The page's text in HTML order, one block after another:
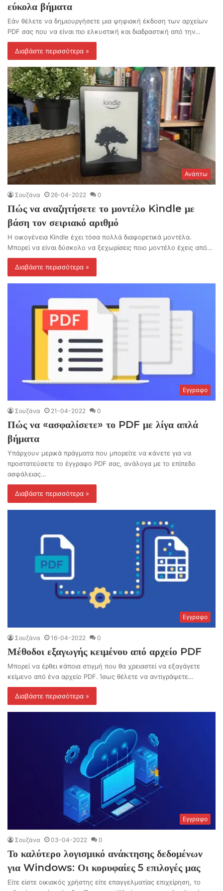
εύκολα βήματα
Εάν θέλετε να δημιουργήσετε μια ψηφιακή έκδοση των αρχείων
PDF σας που να είναι πιο ελκυστική και διαδραστική από την…
Διαβάστε περισσότερα »
Ανάπτω
Σουζάνα 26-04-2022 0
Πώς να αναζητήσετε το μοντέλο Kindle με
βάση τον σειριακό αριθμό
Η οικογένεια Kindle έχει τόσα πολλά διαφορετικά μοντέλα.
Μπορεί να είναι δύσκολο να ξεχωρίσεις ποιο μοντέλο έχεις από…
Διαβάστε περισσότερα »
Εγγραφο
Σουζάνα 21-04-2022 0
Πώς να «ασφαλίσετε» το PDF με λίγα απλά
βήματα
Υπάρχουν μερικά πράγματα που μπορείτε να κάνετε για να
προστατεύσετε το έγγραφο PDF σας, ανάλογα με το επίπεδο
ασφάλειας…
Διαβάστε περισσότερα »
Εγγραφο
Σουζάνα 16-04-2022 0
Μέθοδοι εξαγωγής κειμένου από αρχείο PDF
Μπορεί να έρθει κάποια στιγμή που θα χρειαστεί να εξαγάγετε
κείμενο από ένα αρχείο PDF. Ίσως θέλετε να αντιγράψετε…
Διαβάστε περισσότερα »
Εγγραφο
Σουζάνα 03-04-2022 0
Το καλύτερο λογισμικό ανάκτησης δεδομένων
για Windows: Οι κορυφαίες 5 επιλογές μας
Είτε είστε οικιακός χρήστης είτε επαγγελματίας επιχείρηση, το